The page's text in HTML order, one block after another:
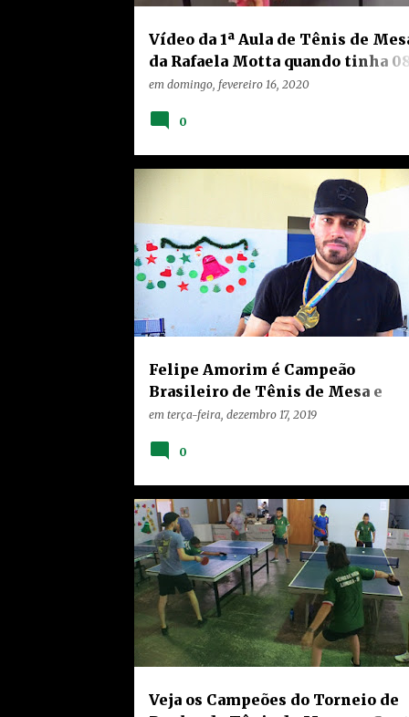
Vídeo da 1ª Aula de Tênis de
da Rafaela Motta quando tinha 08
anos chega à 13.032 visualizações
em domingo, fevereiro 16, 2020
0
Felipe Amorim é Campeão
Brasileiro de Tênis de Mesa e
Melhor Atleta da Classe 06 de
em terça-feira, dezembro 17, 2019
TEIXEIRA
0
Veja os Campeões do Torneio de
HOME LIMEIRA NOTÍCIAS TEIXEIRA